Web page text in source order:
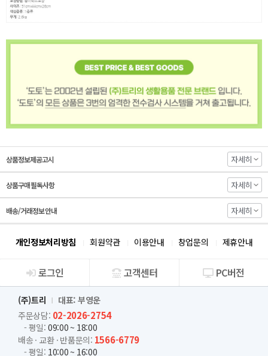
상품정보제공고시 자세히
상품구매 필독사항 자세히
배송/거래정보 안내 자세히
개인정보처리방침 회원약관 이용안내 창업문의 제휴안내
회사소개
로그인 고객센터 PC버전
(주)트리
대표: 부영운
주문상담: 02-2026-2754
- 평일: 09:00 ~ 18:00
배송 · 교환 · 반품문의: 1566-6779
- 평일: 10:00 ~ 16:00